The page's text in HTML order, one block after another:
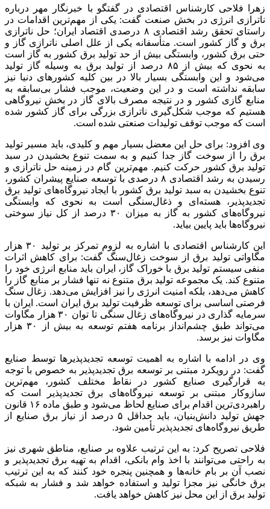
زهرا فلاحی کارشناس اقتصادی در گفتگو با خبرنگار مهر درباره
ناترازی انرژی در بخش صنعت گفت: یکی از مهم‌ترین اقدامات در
راستای تحقق رشد اقتصادی ۸ درصدی اقتصاد ایران؛ حل
ناترازی
برق و گاز کشور است. متأسفانه یکی از علل اصلی ناترازی گاز و
حتی برق کشور، وابستگی بیش از حد تولید برق کشور به گاز است
به نحوی که بیش از ۸۵ درصد از تولید برق به وسیله گاز تولید
می‌شود و این وابستگی بسیار بالا در بین کلیه کشورهای دنیا نیز
سابقه نداشته است و در این وضعیت، موجب فشار بی‌سابقه به
منابع گازی کشور و در نتیجه مصرف بالای گاز در بخش نیروگاهی
هستیم که موجب شکل‌گیری ناترازی بزرگی برای گاز کشور شده
است که موجب توقف تولیدات صنعتی شده است.
وی افزود: برای حل این معضل بسیار مهم و کلیدی، باید مسیر تولید
برق را از سوخت گاز جدا کنیم و به سمت تنوع بخشیدن در سبد
تولید برق کشور حرکت کنیم. مهم‌ترین گام در زمینه حل ناترازی و
رسیدن به رشد اقتصادی ۸ درصدی با توسعه صنایع پیشران کشور،
تنوع بخشیدن به سبد تولید برق کشور با ایجاد نیروگاه‌های تولید برق
تجدیدپذیر ، هسته‌ای و ذغال‌سنگی است به نحوی که وابستگی
نیروگاه‌های کشور به گاز به میزان ۳۰ درصد از کل نیاز سوختی
نیروگاه‌ها باید پایین بیاید.
این کارشناس اقتصادی با اشاره به لزوم تمرکز بر تولید ۳۰ هزار
مگاواتی تولید برق از سوخت زغال‌سنگ گفت: برای کاهش اثرات
منفی سیستم تولید برق با خوراک گاز، ایران باید منابع انرژی خود را
متنوع کند. یک مجموعه تولید برق متنوع نه تنها فشار بر منابع گاز را
کاهش می‌دهد، بلکه امنیت انرژی را نیز افزایش می‌دهد. زغال سنگ
فرصتی اساسی برای توسعه ظرفیت تولید برق ایران است. ایران با
سرمایه گذاری در نیروگاه‌های زغال سنگی تا توان ۳۰ هزار مگاوات
می‌تواند طبق چشم‌انداز برنامه هفتم توسعه به بیش از ۳۰ هزار
مگاوات نیز برسد.
وی در ادامه با اشاره به اهمیت توسعه تجدیدپذیرها توسط صنایع
گفت: در رویکرد مبتنی بر توسعه برق تجدیدپذیر
به خصوص با توجه
به قرارگیری صنایع کشور در نقاط مختلف کشور، مهم‌ترین
سازوکار مبتنی بر توسعه نیروگاه‌های برقتجدیدپذیر
است که
راهبردی‌ترین اقدام برای صنایع لحاظ می‌شود و طبق ماده ۱۶ قانون
جهش تولید دانش‌بنیان، باید حداقل ۵ درصد از نیاز برق صنایع از
طریق نیروگاه‌های تجدیدپذیر تأمین شود.
فلاحی تصریح کرد: به این ترتیب علاوه بر صنایع، مناطق شهری نیز
به راحتی می‌توانند با اخذ وام بانکی، اقدام به تهیه برقتجدیدپذیر
و
نصب آن بر بام خانه‌ها و همچنین پنجره خود کنند که به این ترتیب
برق خانگی نیز مجزا تولید و استفاده خواهد شد و فشار به شبکه
تولید برق از این محل نیز کاهش خواهد یافت.